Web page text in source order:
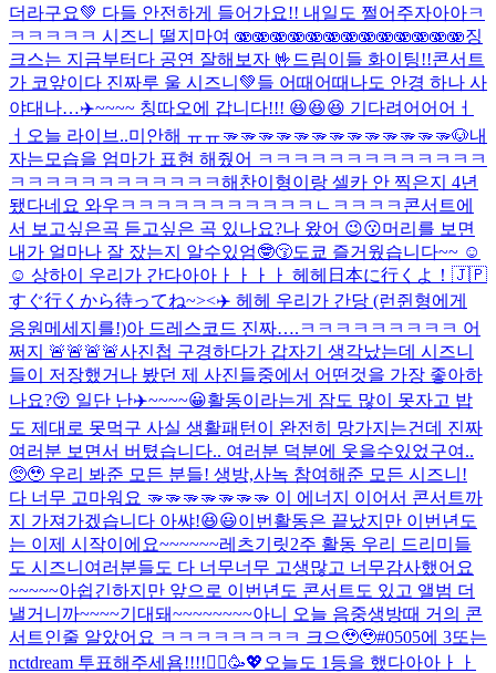
더라구요💚 다들 안전하게 들어가요!! 내일도 쩔어주자아아ㅋ
ㅋㅋㅋㅋㅋ 시즈니 떨지마여 🫨🫨🫨🫨🫨🫨🫨🫨🫨🫨🫨🫨🫨징
크스는 지금부터다 공연 잘해보자 🤟 드림이들 화이팅!!콘서트
가 코앞이다 진짜루 울 시즈니💚들 어때어때 나도 안경 하나 사
야대나…✈️~~~~ 칭따오에 갑니다!!! 😆😆😆 기다려어어어ㅓ
ㅓ 오늘 라이브..미안해 ㅠㅠ🫳🫳🫳🫳🫳🫳🫳🫳🫳🫳🫳🫳🫳🐶내
자는모습을 엄마가 표현 해줬어 ㅋㅋㅋㅋㅋㅋㅋㅋㅋㅋㅋㅋㅋ
ㅋㅋㅋㅋㅋㅋㅋㅋㅋㅋㅋㅋ해찬이형이랑 셀카 안 찍은지 4년
됐다네요 와우ㅋㅋㅋㅋㅋㅋㅋㅋㅋㅋㅋㄴㅋㅋㅋㅋ 콘서트에
서 보고싶은곡 듣고싶은 곡 있나요?나 왔어 😉😗머리를 보면
내가 얼마나 잘 잤는지 알수있엄🤓😚도쿄 즐거웠습니다~~ ☺️
☺️ 상하이 우리가 간다아아ㅏㅏㅏㅏ 헤헤 日本に行くよ！🇯🇵
すぐ行くから待ってね~><✈️ 헤헤 우리가 간당 (런쥔형에게
응원메세지를!)아 드레스코드 진짜….ㅋㅋㅋㅋㅋㅋㅋㅋㅋ 어
쩌지 🚨🚨🚨🚨사진첩 구경하다가 갑자기 생각났는데 시즈니
들이 저장했거나 봤던 제 사진들중에서 어떤것을 가장 좋아하
나요?😚 일단 난✈️~~~~😀활동이라는게 잠도 많이 못자고 밥
도 제대로 못먹구 사실 생활패턴이 완전히 망가지는건데 진짜
여러분 보면서 버텼습니다.. 여러분 덕분에 웃을수있었구여..
🥺🥹 우리 봐준 모든 분들! 생방,사녹 참여해준 모든 시즈니!
다 너무 고마워요 🫳🫳🫳🫳🫳🫳🫳 이 에너지 이어서 콘서트까
지 가져가겠습니다 아쌰!😆😃이번활동은 끝났지만 이번년도
는 이제 시작이에요~~~~~~레츠기릿2주 활동 우리 드리미들
도 시즈니여러분들도 다 너무너무 고생많고 너무감사했어요
~~~~~아쉽긴하지만 앞으로 이번년도 콘서트도 있고 앨범 더
낼거니까~~~~기대돼~~~~~~~~아니 오늘 음중생방때 거의 콘
서트인줄 알았어요 ㅋㅋㅋㅋㅋㅋㅋㅋ 크으🥹🥹#0505에 3또는
nctdream 투표해주세욤!!!!🙇‍♂️🥳💖 오늘도 1등을 했다아아ㅏㅏ